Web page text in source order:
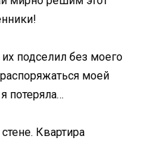
подселил без моего
моей
потеряла…
Квартира